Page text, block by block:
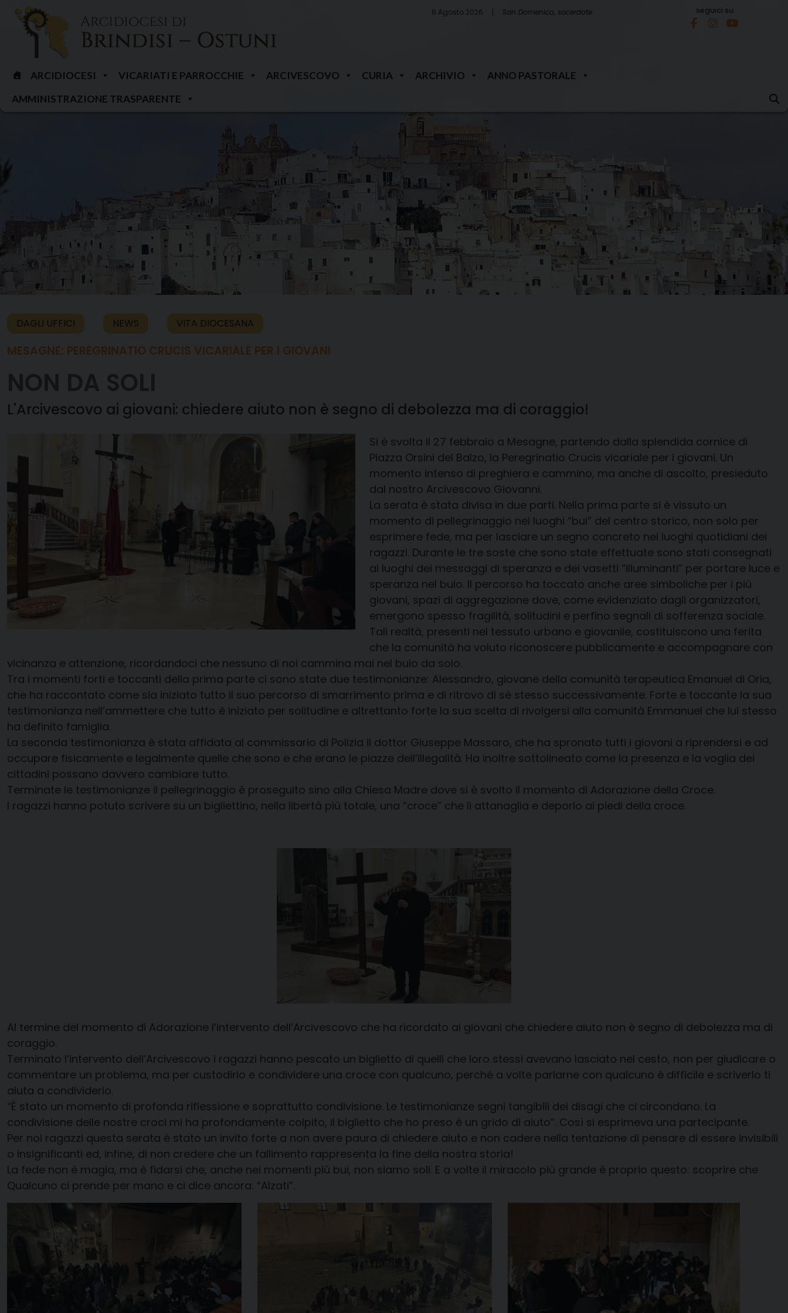
Skip
content
8 Agosto 2026 San Domenico, sacerdote seguici su
ARCIDIOCESI VICARIATI E PARROCCHIE ARCIVESCOVO CURIA ARCHIVIO
ANNO PASTORALE
AMMINISTRAZIONE TRASPARENTE
DAGLI UFFICI NEWS VITA DIOCESANA
MESAGNE: PEREGRINATIO CRUCIS VICARIALE PER I GIOVANI
L'Arcivescovo ai giovani: chiedere aiuto non è segno di debolezza ma di coraggio!
Si è svolta il 27 febbraio a Mesagne, partendo dalla splendida cornice di
Piazza Orsini del Balzo, la Peregrinatio Crucis vicariale per i giovani. Un
momento intenso di preghiera e cammino, ma anche di ascolto, presieduto
dal nostro Arcivescovo Giovanni.
La serata è stata divisa in due parti. Nella prima parte si è vissuto un
momento di pellegrinaggio nei luoghi “bui” del centro storico, non solo per
esprimere fede, ma per lasciare un segno concreto nei luoghi quotidiani dei
ragazzi. Durante le tre soste che sono state effettuate sono stati consegnati
ai luoghi dei messaggi di speranza e dei vasetti “illuminanti” per portare luce e
speranza nel buio. Il percorso ha toccato anche aree simboliche per i più
giovani, spazi di aggregazione dove, come evidenziato dagli organizzatori,
emergono spesso fragilità, solitudini e perfino segnali di sofferenza sociale.
Tali realtà, presenti nel tessuto urbano e giovanile, costituiscono una ferita
che la comunità ha voluto riconoscere pubblicamente e accompagnare con
vicinanza e attenzione, ricordandoci che nessuno di noi cammina mai nel buio da solo.
Tra i momenti forti e toccanti della prima parte ci sono state due testimonianze: Alessandro, giovane della comunità terapeutica Emanuel di Oria,
che ha raccontato come sia iniziato tutto il suo percorso di smarrimento prima e di ritrovo di sé stesso successivamente. Forte e toccante la sua
testimonianza nell’ammettere che tutto è iniziato per solitudine e altrettanto forte la sua scelta di rivolgersi alla comunità Emmanuel che lui stesso
ha definito famiglia.
La seconda testimonianza è stata affidata al commissario di Polizia il dottor Giuseppe Massaro, che ha spronato tutti i giovani a riprendersi e ad
occupare fisicamente e legalmente quelle che sono e che erano le piazze dell’illegalità. Ha inoltre sottolineato come la presenza e la voglia dei
cittadini possano davvero cambiare tutto.
Terminate le testimonianze il pellegrinaggio è proseguito sino alla Chiesa Madre dove si è svolto il momento di Adorazione della Croce.
I ragazzi hanno potuto scrivere su un bigliettino, nella libertà più totale, una “croce” che li attanaglia e deporlo ai piedi della croce.
Al termine del momento di Adorazione l’intervento dell’Arcivescovo che ha ricordato ai giovani che chiedere aiuto non è segno di debolezza ma di
coraggio.
Terminato l’intervento dell’Arcivescovo i ragazzi hanno pescato un biglietto di quelli che loro stessi avevano lasciato nel cesto, non per giudicare o
commentare un problema, ma per custodirlo e condividere una croce con qualcuno, perché a volte parlarne con qualcuno è difficile e scriverlo ti
aiuta a condividerlo.
“È stato un momento di profonda riflessione e soprattutto condivisione. Le testimonianze segni tangibili dei disagi che ci circondano. La
condivisione delle nostre croci mi ha profondamente colpito, il biglietto che ho preso è un grido di aiuto”. Così si esprimeva una partecipante.
Per noi ragazzi questa serata è stato un invito forte a non avere paura di chiedere aiuto e non cadere nella tentazione di pensare di essere invisibili
o insignificanti ed, infine, di non credere che un fallimento rappresenta la fine della nostra storia!
La fede non è magia, ma è fidarsi che, anche nei momenti più bui, non siamo soli. E a volte il miracolo più grande è proprio questo: scoprire che
Qualcuno ci prende per mano e ci dice ancora: “Alzati”.